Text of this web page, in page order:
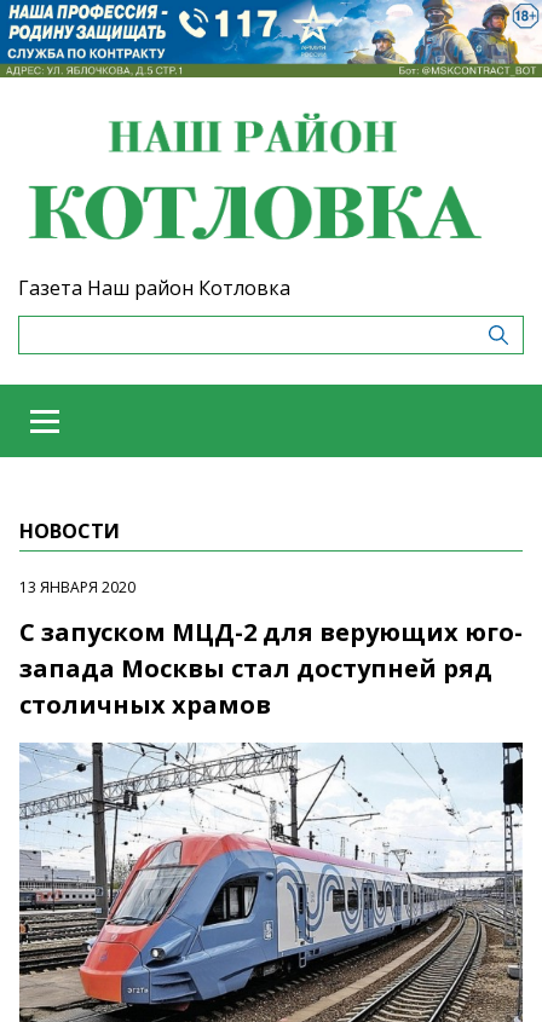
Газета Наш район Котловка
НОВОСТИ
13 ЯНВАРЯ 2020
С запуском МЦД-2 для верующих юго-
запада Москвы стал доступней ряд
столичных храмов